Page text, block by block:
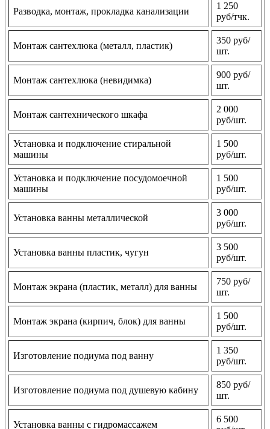
Разводка, монтаж, прокладка канализации
1 250
руб/тчк.
Монтаж сантехлюка (металл, пластик)
350 руб/
шт.
Монтаж сантехлюка (невидимка)
900 руб/
шт.
Монтаж сантехнического шкафа
2 000
руб/шт.
Установка и подключение стиральной
машины
1 500
руб/шт.
Установка и подключение посудомоечной
машины
1 500
руб/шт.
Установка ванны металлической
3 000
руб/шт.
Установка ванны пластик, чугун
3 500
руб/шт.
Монтаж экрана (пластик, металл) для ванны
750 руб/
шт.
Монтаж экрана (кирпич, блок) для ванны
1 500
руб/шт.
Изготовление подиума под ванну
1 350
руб/шт.
Изготовление подиума под душевую кабину
850 руб/
шт.
Установка ванны с гидромассажем
6 500